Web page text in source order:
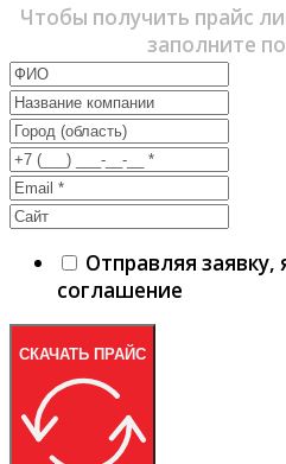
Чтобы получить прайс
заполните
Отправляя
соглашение
СКАЧАТЬ ПРАЙС